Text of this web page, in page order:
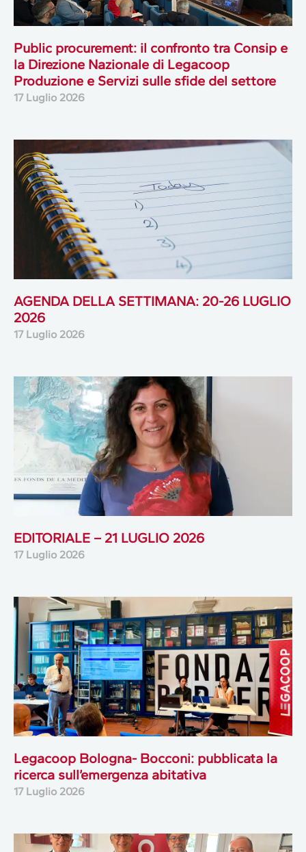
Public procurement: il confronto tra Consip e
la Direzione Nazionale di Legacoop
Produzione e Servizi sulle sfide del settore
17 Luglio 2026
AGENDA DELLA SETTIMANA: 20-26 LUGLIO
2026
17 Luglio 2026
EDITORIALE – 21 LUGLIO 2026
17 Luglio 2026
Legacoop Bologna- Bocconi: pubblicata la
ricerca sull’emergenza abitativa
17 Luglio 2026